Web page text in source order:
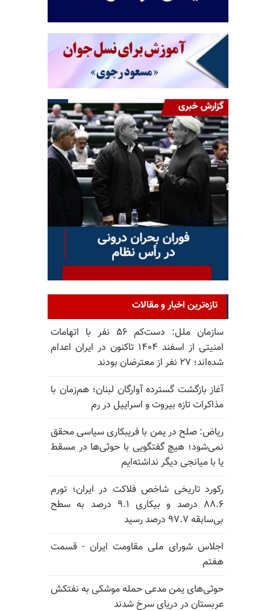
تازه‌ترین اخبار و مقالات
سازمان ملل: دست‌کم ۵۶ نفر با اتهامات
امنیتی از اسفند ۱۴۰۴ تاکنون در ایران اعدام
شده‌اند؛ ۲۷ نفر از معترضان بودند
آغاز بازگشت گسترده آوارگان لبنان؛ هم‌زمان با
مذاکرات تازه بیروت و اسراییل در رم
ریاض: صلح در یمن با فریبکاری سیاسی محقق
نمی‌شود؛ هیچ گفتگویی با حوثی‌ها در مسقط
یا با میانجی دیگر نداشته‌ایم
رکورد تاریخی شاخص فلاکت در ایران؛ تورم
۸۸.۶ درصد و بیکاری ۹.۱ درصد به سطح
بی‌سابقه ۹۷.۷ درصد رسید
اجلاس شورای ملی مقاومت ایران - قسمت
هفتم
حوثی‌های یمن مدعی حمله موشکی به نفتکش
عربستان در دریای سرخ شدند